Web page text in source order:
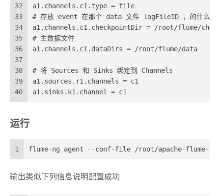
32
33
34
35
36
37
38
39
40
a1.channels.c1.type = file
# 存放 event 在那个 data 文件 logFileID ，的什么位
a1.channels.c1.checkpointDir = /root/flume/
# 主数据文件
a1.channels.c1.dataDirs = /root/flume/data
# 将 Sources 和 Sinks 绑定到 Channels
a1.sources.r1.channels = c1
a1.sinks.k1.channel = c1
运行
1 flume-ng agent --conf-file /root/apache-flume-
输出类似下列信息说明配置成功